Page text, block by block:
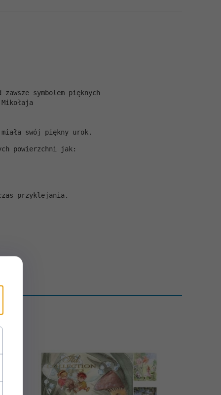
symbolem pięknych
swój piękny urok.
powierzchni jak:
przyklejania.